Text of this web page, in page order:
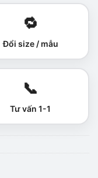
🔁
Đổi size / mẫu
📞
Tư vấn 1-1